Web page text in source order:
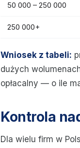
50 000 – 250 000
250 000+
Wniosek z tabeli:
dużych
opłacalny — o ile
Kontrola
Dla wielu firm w